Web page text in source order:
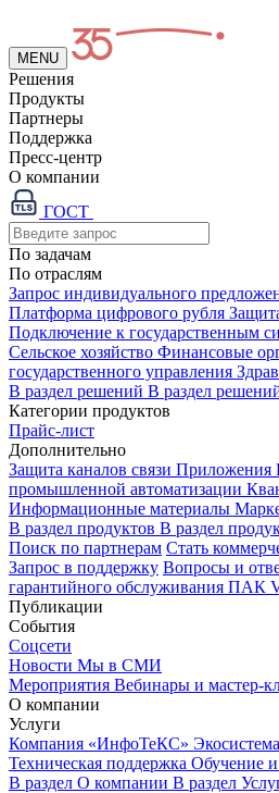
MENU
Решения
Продукты
Партнеры
Поддержка
Пресс-центр
О компании
ГОСТ
По задачам
По отраслям
Запрос индивидуального
Платформа цифрового рубля
Подключение к государственным
Сельское хозяйство Финансовые
государственного управления
В раздел решений В раздел
Категории продуктов
Прайс-лист
Дополнительно
Защита каналов связи Приложения
промышленной автоматизации
Информационные материалы
В раздел продуктов В раздел
Поиск по партнерам Стать
Запрос в поддержку Вопросы и
гарантийного обслуживания ПАК
Публикации
События
Соцсети
Новости Мы в СМИ
Мероприятия Вебинары и мастер-
О компании
Услуги
Компания «ИнфоТеКС»
Техническая поддержка Обучение
В раздел О компании В раздел